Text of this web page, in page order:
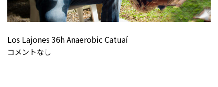
Los Lajones 36h Anaerobic Catuaí
コメントなし